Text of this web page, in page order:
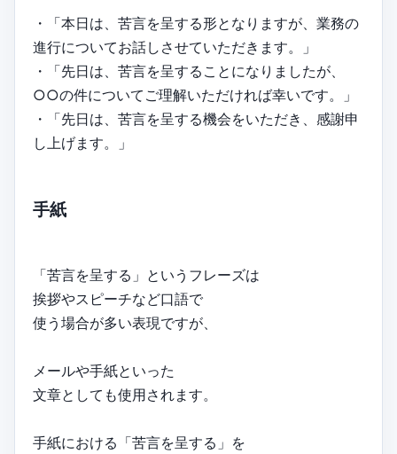
・「本日は、苦言を呈する形となりますが、業務の
進行についてお話しさせていただきます。」
・「先日は、苦言を呈することになりましたが、
○○の件についてご理解いただければ幸いです。」
・「先日は、苦言を呈する機会をいただき、感謝申
し上げます。」
手紙
「苦言を呈する」というフレーズは
挨拶やスピーチなど口語で
使う場合が多い表現ですが、
メールや手紙といった
文章としても使用されます。
手紙における「苦言を呈する」を